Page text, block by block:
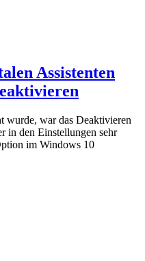
Assistenten
wurde, war das Deaktivieren
in den Einstellungen sehr
im Windows 10